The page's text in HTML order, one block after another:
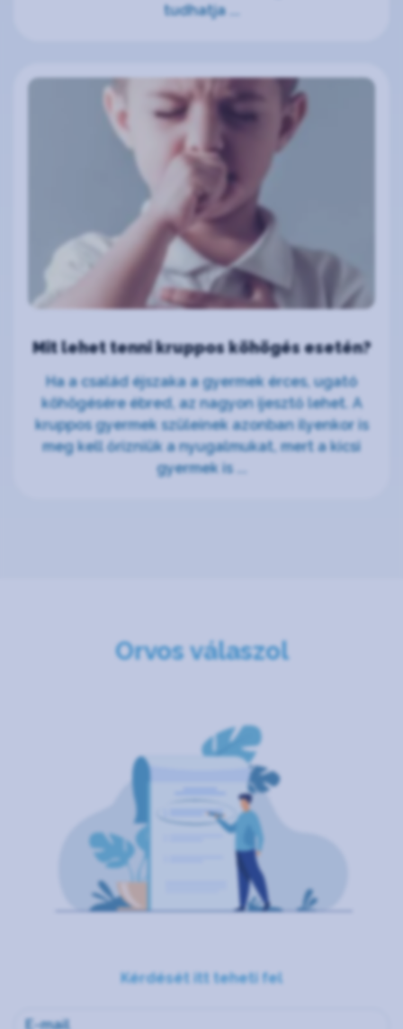
tudhatja ...
Mit lehet tenni kruppos köhögés esetén?
Ha a család éjszaka a gyermek érces, ugató
köhögésére ébred, az nagyon ijesztő lehet. A
kruppos gyermek szüleinek azonban ilyenkor is
meg kell őrizniük a nyugalmukat, mert a kicsi
gyermek is ...
Orvos válaszol
Kérdését itt teheti fel